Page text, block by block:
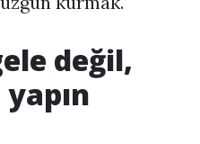
değil,